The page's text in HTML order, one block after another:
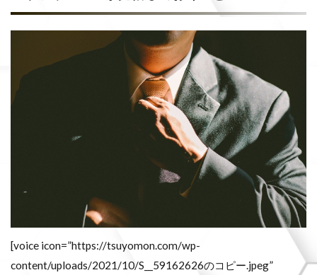
[voice icon=”https://tsuyomon.com/wp-
content/uploads/2021/10/S__59162626のコピー.jpeg”